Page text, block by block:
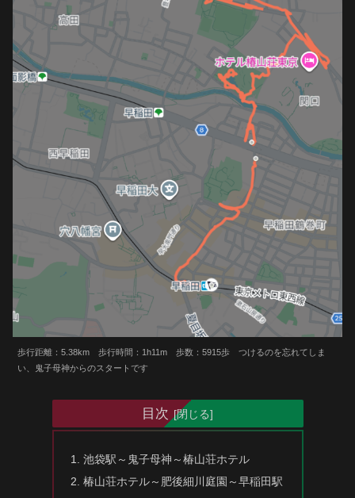
歩行距離：5.38km 歩行時間：1h11m 歩数：5915歩 つけるのを忘れてしま
い、鬼子母神からのスタートです
目次
池袋駅～鬼子母神～椿山荘ホテル
椿山荘ホテル～肥後細川庭園～早稲田駅